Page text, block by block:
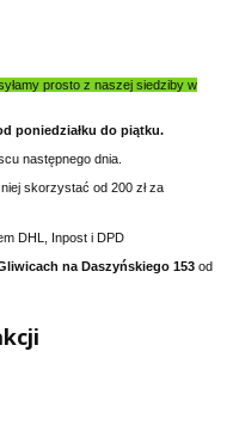
prosto z naszej siedziby w
poniedziałku do piątku.
następnego dnia.
skorzystać od 200 zł za
DHL, Inpost i DPD
na Daszyńskiego 153 od